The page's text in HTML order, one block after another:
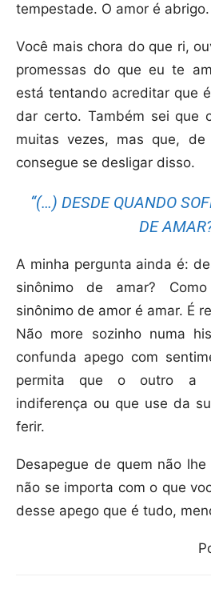
tempestade. O amor é abrigo.
Você mais chora do que ri,
promessas do que eu te
está tentando acreditar que
dar certo. Também sei que
muitas vezes, mas que,
consegue se desligar disso.
“(…) DESDE QUANDO
DE
A minha pergunta ainda é:
sinônimo de amar?
sinônimo de amor é amar. É
Não more sozinho numa
confunda apego com
permita que o outro a
indiferença ou que use da
ferir.
Desapegue de quem não
não se importa com o que
desse apego que é tudo,